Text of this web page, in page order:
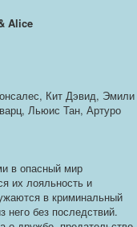
Alice
Кит Дэвид, Эмили
Льюис Тан, Артуро
в опасный мир
их лояльность и
в криминальный
него без последствий.